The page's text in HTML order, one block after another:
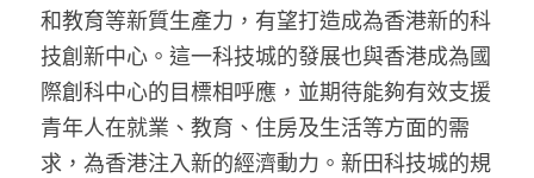
和教育等新質生產力，有望打造成為香港新的科
技創新中心。這一科技城的發展也與香港成為國
際創科中心的目標相呼應，並期待能夠有效支援
青年人在就業、教育、住房及生活等方面的需
求，為香港注入新的經濟動力。新田科技城的規